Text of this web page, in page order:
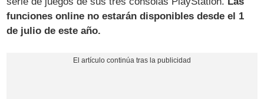
funciones online no estarán disponibles desde el 1
de julio de este año.